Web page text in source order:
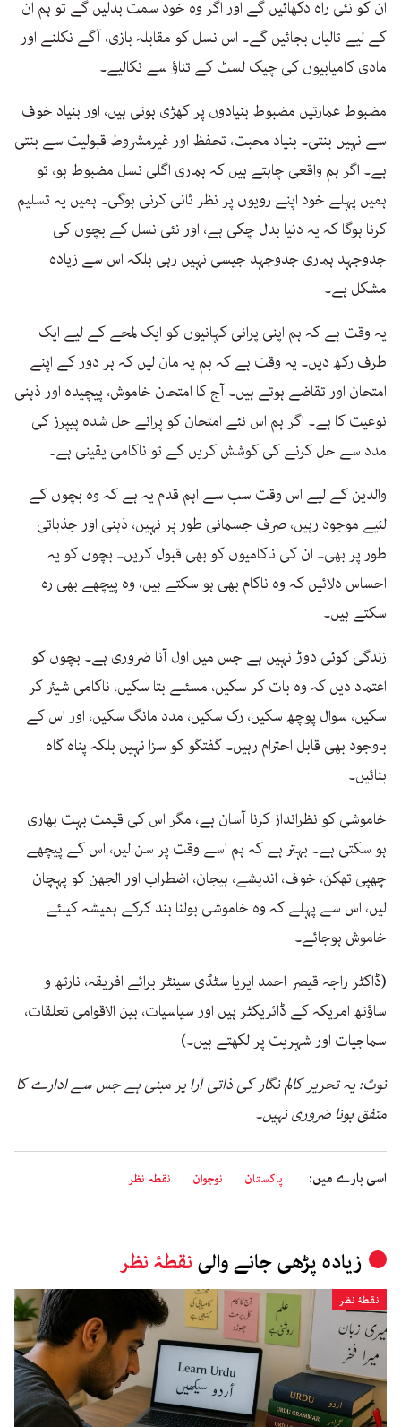
ان کو نئی راہ دکھائیں گے اور اگر وہ خود سمت بدلیں گے تو ہم ان
کے لیے تالیاں بجائیں گے۔ اس نسل کو مقابلہ بازی، آگے نکلنے اور
مادی کامیابیوں کی چیک لسٹ کے تناؤ سے نکالیے۔
مضبوط عمارتیں مضبوط بنیادوں پر کھڑی ہوتی ہیں، اور بنیاد خوف
سے نہیں بنتی۔ بنیاد محبت، تحفظ اور غیرمشروط قبولیت سے بنتی
ہے۔ اگر ہم واقعی چاہتے ہیں کہ ہماری اگلی نسل مضبوط ہو، تو
ہمیں پہلے خود اپنے رویوں پر نظر ثانی کرنی ہوگی۔ ہمیں یہ تسلیم
کرنا ہوگا کہ یہ دنیا بدل چکی ہے، اور نئی نسل کے بچوں کی
جدوجہد ہماری جدوجہد جیسی نہیں رہی بلکہ اس سے زیادہ
مشکل ہے۔
یہ وقت ہے کہ ہم اپنی پرانی کہانیوں کو ایک لمحے کے لیے ایک
طرف رکھ دیں۔ یہ وقت ہے کہ ہم یہ مان لیں کہ ہر دور کے اپنے
امتحان اور تقاضے ہوتے ہیں۔ آج کا امتحان خاموش، پیچیدہ اور ذہنی
نوعیت کا ہے۔ اگر ہم اس نئے امتحان کو پرانے حل شدہ پیپرز کی
مدد سے حل کرنے کی کوشش کریں گے تو ناکامی یقینی ہے۔
والدین کے لیے اس وقت سب سے اہم قدم یہ ہے کہ وہ بچوں کے
لئیے موجود رہیں، صرف جسمانی طور پر نہیں، ذہنی اور جذباتی
طور پر بھی۔ ان کی ناکامیوں کو بھی قبول کریں۔ بچوں کو یہ
احساس دلائیں کہ وہ ناکام بھی ہو سکتے ہیں، وہ پیچھے بھی رہ
سکتے ہیں۔
زندگی کوئی دوڑ نہیں ہے جس میں اول آنا ضروری ہے۔ بچوں کو
اعتماد دیں کہ وہ بات کر سکیں، مسئلے بتا سکیں، ناکامی شیئر کر
سکیں، سوال پوچھ سکیں، رک سکیں، مدد مانگ سکیں، اور اس کے
باوجود بھی قابل احترام رہیں۔ گفتگو کو سزا نہیں بلکہ پناہ گاہ
بنائیں۔
خاموشی کو نظرانداز کرنا آسان ہے، مگر اس کی قیمت بہت بھاری
ہو سکتی ہے۔ بہتر ہے کہ ہم اسے وقت پر سن لیں، اس کے پیچھے
چھپی تھکن، خوف، اندیشے، ہیجان، اضطراب اور الجھن کو پہچان
لیں، اس سے پہلے کہ وہ خاموشی بولنا بند کرکے ہمیشہ کیلئے
خاموش ہوجائے۔
(ڈاکٹر راجہ قیصر احمد ایریا سٹڈی سینٹر برائے افریقہ، نارتھ و
ساؤتھ امریکہ کے ڈائریکٹر ہیں اور سیاسیات، بین الاقوامی تعلقات،
سماجیات اور شہریت پر لکھتے ہیں۔)
نوٹ: یہ تحریر کالم نگار کی ذاتی آرا پر مبنی ہے جس سے ادارے کا
متفق ہونا ضروری نہیں۔
اسی بارے میں: پاکستان نوجوان نقطہ نظر
زیادہ پڑھی جانے والی نقطۂ نظر
نقطۂ نظر